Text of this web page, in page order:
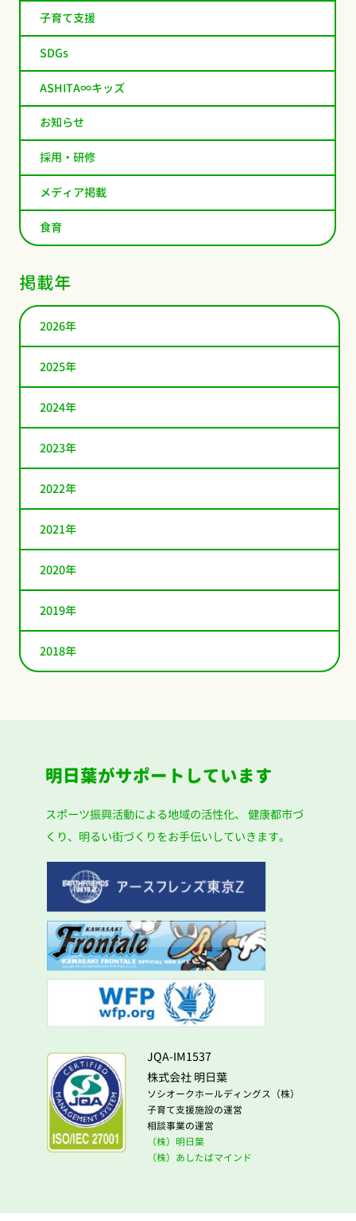
子育て支援
SDGs
ASHITA∞キッズ
お知らせ
採用・研修
メディア掲載
食育
掲載年
2026年
2025年
2024年
2023年
2022年
2021年
2020年
2019年
2018年
明日葉がサポートしています
スポーツ振興活動による地域の活性化、 健康都市づ
くり、明るい街づくりをお手伝いしていきます。
JQA-IM1537
株式会社 明日葉
ソシオークホールディングス（株）
子育て支援施設の運営
相談事業の運営
（株）明日葉
（株）あしたばマインド